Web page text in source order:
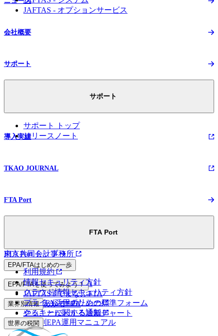
JAFTAS - オプションサービス
会社概要
サポート
サポート
サポート トップ
リリースノート
導入実績
TKAO JOURNAL
FTA Port
FTA Port
FTA Port トップ
EPA/FTAはじめの一歩
マンガでわかるEPA
JAFTAS®でまなぶFTA
5分でわかるEPA
EPA/FTAを使ってみよう！
EPA/FTA活用のための標準フォーム
やることがわかる診断チャート
業界別情報
業界別EPA運用マニュアル
世界の税関
東京共同会計事務所
利用規約
情報セキュリティ方針
クラウド情報セキュリティ方針
プライバシーポリシー
クッキーに関する通知